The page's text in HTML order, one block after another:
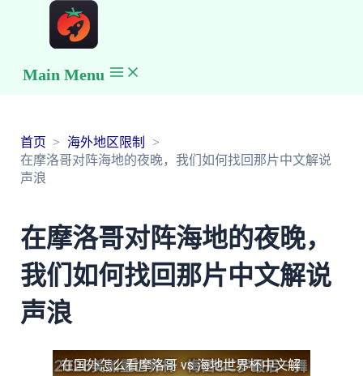
Main Menu
首页
海外地区限制
在摩洛哥对阵海地的夜晚，我们如何找回那片中文解说
声浪
在摩洛哥对阵海地的夜晚，
我们如何找回那片中文解说
声浪
在国外怎么看摩洛哥 vs 海地世界杯中文解